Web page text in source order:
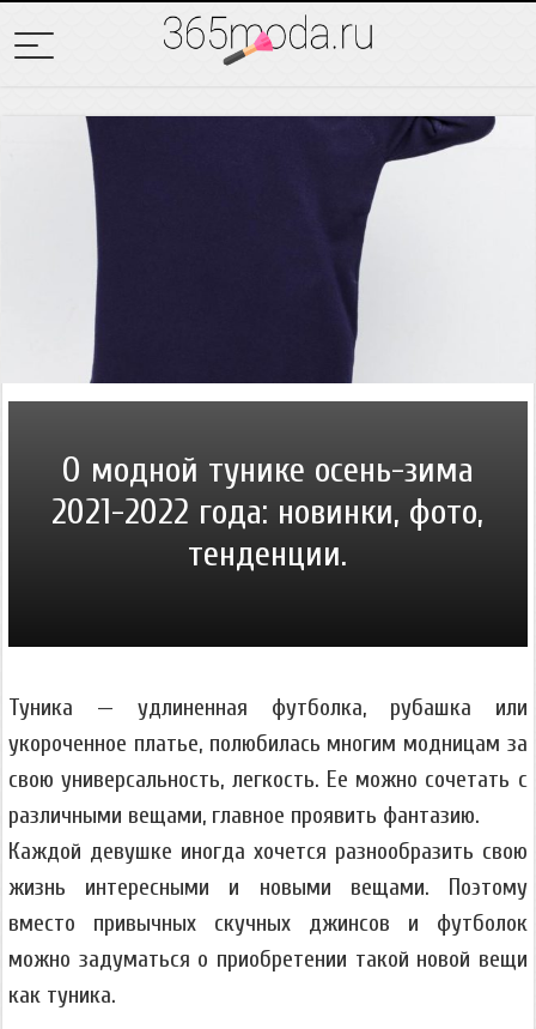
О модной тунике осень-зима
2021-2022 года: новинки, фото,
тенденции.
Туника — удлиненная футболка, рубашка или
укороченное платье, полюбилась многим модницам за
свою универсальность, легкость. Ее можно сочетать с
различными вещами, главное проявить фантазию.
Каждой девушке иногда хочется разнообразить свою
жизнь интересными и новыми вещами. Поэтому
вместо привычных скучных джинсов и футболок
можно задуматься о приобретении такой новой вещи
как туника.